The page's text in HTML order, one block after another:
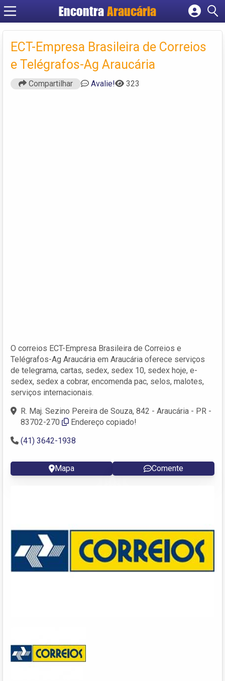
EncontraAraucária
Cadastrar empresa
Criar conta
ECT-Empresa Brasileira de Correios
e Telégrafos-Ag Araucária
Compartilhar Avalie! 323
O correios ECT-Empresa Brasileira de Correios e
Telégrafos-Ag Araucária em Araucária oferece serviços
de telegrama, cartas, sedex, sedex 10, sedex hoje, e-
sedex, sedex a cobrar, encomenda pac, selos, malotes,
serviços internacionais.
R. Maj. Sezino Pereira de Souza, 842 - Araucária - PR -
83702-270
Endereço copiado!
(41) 3642-1938
Mapa Comente